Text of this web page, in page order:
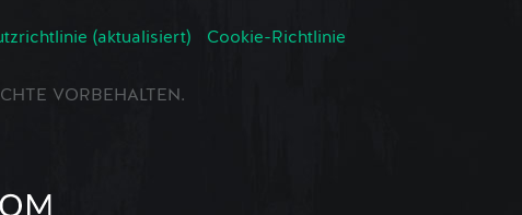
(aktualisiert)
Cookie-Richtlinie
VORBEHALTEN.